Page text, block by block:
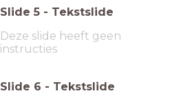
Slide 5 - Tekstslide
Deze slide heeft geen
instructies
Slide 6 - Tekstslide